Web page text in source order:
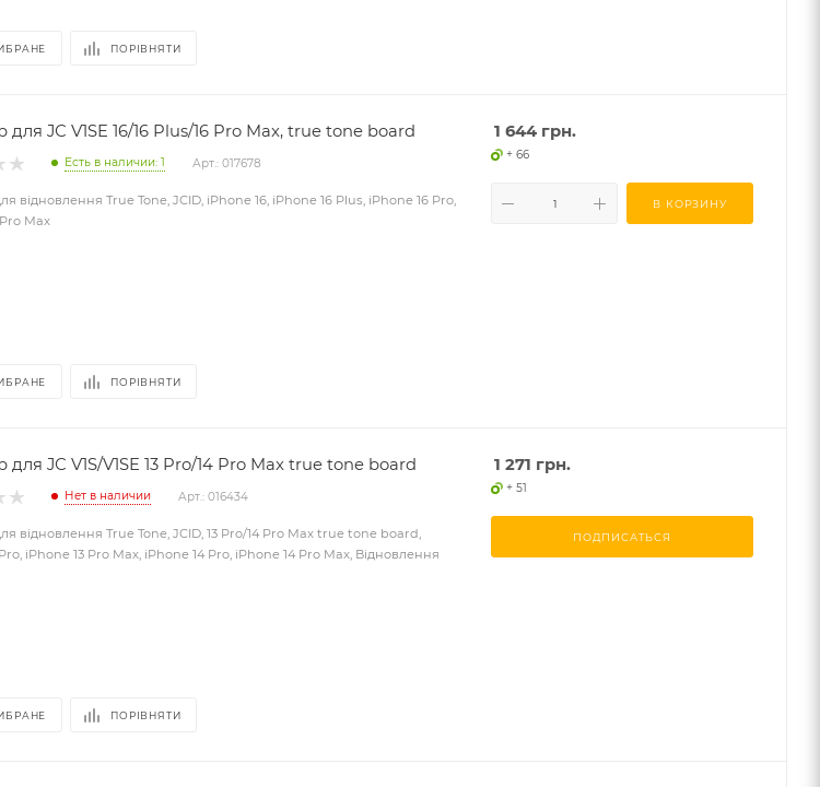
ПОРІВНЯТИ
для JС V1SE 16/16 Plus/16 Pro Max, true tone board
Есть в наличии: 1 Арт.: 017678
відновлення True Tone, JCID, iPhone 16, iPhone 16 Plus, iPhone 16 Pro,
Max
ПОРІВНЯТИ
1 644 грн.
+ 66
В КОРЗИНУ
для JС V1S/V1SE 13 Pro/14 Pro Max true tone board
Нет в наличии Арт.: 016434
відновлення True Tone, JCID, 13 Pro/14 Pro Max true tone board,
iPhone 13 Pro Max, iPhone 14 Pro, iPhone 14 Pro Max, Відновлення
ПОРІВНЯТИ
1 271 грн.
+ 51
ПОДПИСАТЬСЯ